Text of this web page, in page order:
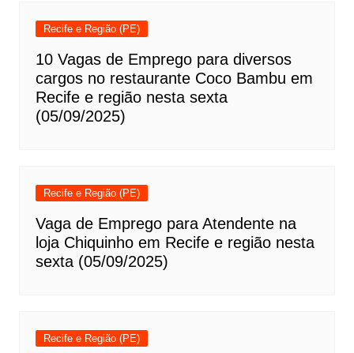
Recife e Região (PE)
10 Vagas de Emprego para diversos
cargos no restaurante Coco Bambu em
Recife e região nesta sexta
(05/09/2025)
Recife e Região (PE)
Vaga de Emprego para Atendente na
loja Chiquinho em Recife e região nesta
sexta (05/09/2025)
Recife e Região (PE)